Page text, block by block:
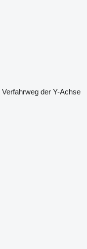
Verfahrweg der Y-Achse